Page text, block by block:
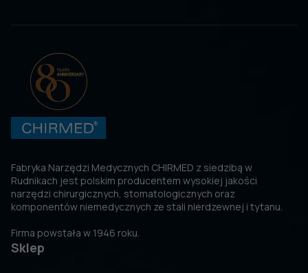
Fabryka Narzędzi Medycznych CHIRMED z siedzibą w
Rudnikach jest polskim producentem wysokiej jakości
narzędzi chirurgicznych, stomatologicznych oraz
komponentów niemedycznych ze stali nierdzewnej i tytanu.
Firma powstała w 1946 roku.
Sklep